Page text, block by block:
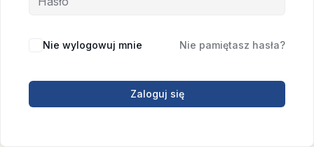
Nie wylogowuj mnie Nie pamiętasz hasła?
Zaloguj się